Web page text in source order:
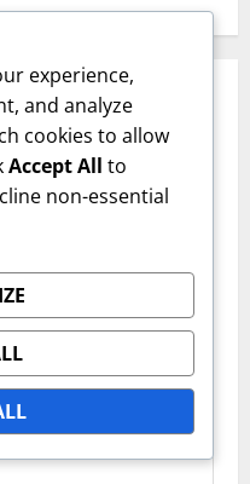
published. Required
experience,
and analyze
cookies to allow
Accept All to
non-essential